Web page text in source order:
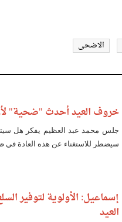
الاضحى
خروف العيد أحدث "ضحية"
جلس محمد عبد العظيم يفكر هل
سيضطر للاستغناء عن هذه العادة في
إسماعيل: الأولوية لتوفير
العيد